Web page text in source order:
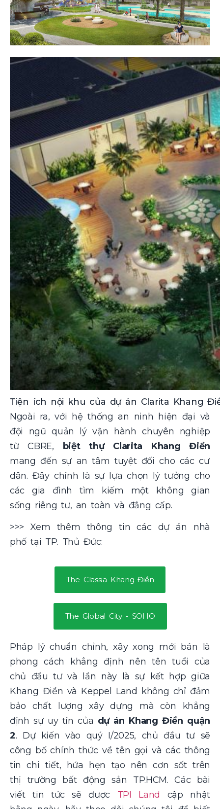
Tiện ích nội khu của dự án Clarita Khang
Ngoài ra, với hệ thống an ninh hiện đại và
đội ngũ quản lý vận hành chuyên nghiệp
từ CBRE,
biệt thự Clarita Khang Điền
mang đến sự an tâm tuyệt đối cho các cư
dân. Đây chính là sự lựa chọn lý tưởng cho
các gia đình tìm kiếm một không gian
sống riêng tư, an toàn và đẳng cấp.
>>> Xem thêm thông tin các dự án nhà
phố tại TP. Thủ Đức:
The Classia Khang Điền
The Global City - SOHO
Pháp lý chuẩn chỉnh, xây xong mới bán là
phong cách khẳng định nên tên tuổi của
chủ đầu tư và lần này là sự kết hợp giữa
Khang Điền và Keppel Land không chỉ đảm
bảo chất lượng xây dựng mà còn khẳng
định sự uy tín của dự án Khang Điền quận
2. Dự kiến vào quý I/2025, chủ đầu tư sẽ
công bố chính thức về tên gọi và các thông
tin chi tiết, hứa hẹn tạo nên cơn sốt trên
thị trường bất động sản TP.HCM. Các bài
viết tin tức sẽ được TPI Land cập nhật